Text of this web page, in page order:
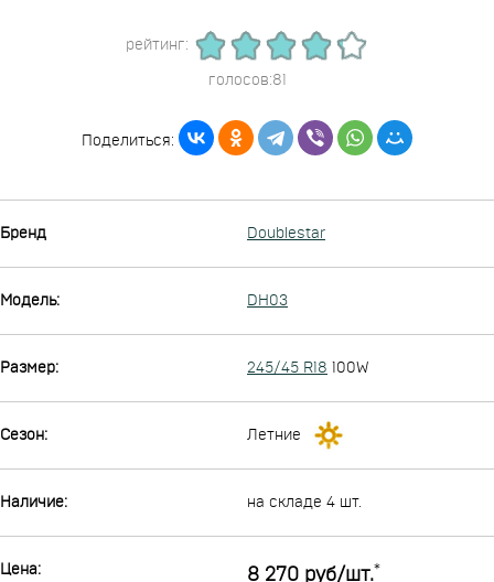
рейтинг:
голосов:81
Поделиться:
Бренд Doublestar
Модель: DH03
Размер: 245/45 R18 100W
Сезон: Летние
Наличие: на складе 4 шт.
Цена: 8 270 руб/шт.*